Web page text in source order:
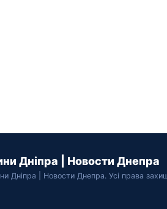
Дніпра | Новости Днепра
Дніпра | Новости Днепра. Усі права